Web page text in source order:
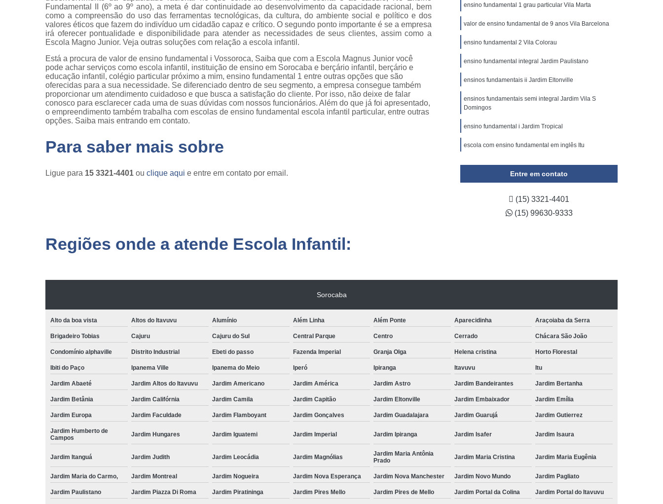
Fundamental II (6º ao 9º ano), a meta é dar continuidade ao desenvolvimento da capacidade racional, bem
como a compreensão do uso das ferramentas tecnológicas, da cultura, do ambiente social e político e dos
valores éticos que fazem do indivíduo um cidadão capaz e crítico. O segundo ponto importante é se a empresa
irá oferecer pontualidade e disponibilidade para atender as necessidades de seus clientes, assim como a
Escola Magno Junior. Veja outras soluções com relação a escola infantil.
Está a procura de valor de ensino fundamental i Vossoroca, Saiba que com a Escola Magnus Junior você
pode achar serviços como escola infantil, instituição de ensino em Sorocaba e berçário infantil, berçário e
educação infantil, colégio particular próximo a mim, ensino fundamental 1 entre outras opções que são
oferecidas para a sua necessidade. Se diferenciado dentro de seu segmento, a empresa consegue também
proporcionar um atendimento cuidadoso e que busca a satisfação do cliente. Por isso, não deixe de falar
conosco para esclarecer cada uma de suas dúvidas com nossos funcionários. Além do que já foi apresentado,
o empreendimento também trabalha com escolas de ensino fundamental escola infantil particular, entre outras
opções. Saiba mais entrando em contato.
Para saber mais sobre
Ligue para 15 3321-4401 ou clique aqui e entre em contato por email.
ensino fundamental 1 grau particular Vila Marta
valor de ensino fundamental de 9 anos Vila Barcelona
ensino fundamental 2 Vila Colorau
ensino fundamental integral Jardim Paulistano
ensinos fundamentais ii Jardim Eltonville
ensinos fundamentais semi integral Jardim Vila S
Domingos
ensino fundamental i Jardim Tropical
escola com ensino fundamental em inglês Itu
Entre em contato
(15) 3321-4401
(15) 99630-9333
Regiões onde a atende Escola Infantil:
Sorocaba
Alto da boa vista Altos do Itavuvu Alumínio Além Linha Além Ponte Aparecidinha Araçoiaba da Serra
Brigadeiro Tobias Cajuru Cajuru do Sul Central Parque Centro Cerrado Chácara São João
Condomínio alphaville Distrito Industrial Ebeti do passo Fazenda Imperial Granja Olga Helena cristina Horto Florestal
Ibiti do Paço Ipanema Ville Ipanema do Meio Iperó Ipiranga Itavuvu Itu
Jardim Abaeté Jardim Altos do Itavuvu Jardim Americano Jardim América Jardim Astro Jardim Bandeirantes Jardim Bertanha
Jardim Betânia Jardim Califórnia Jardim Camila Jardim Capitão Jardim Eltonville Jardim Embaixador Jardim Emília
Jardim Europa Jardim Faculdade Jardim Flamboyant Jardim Gonçalves Jardim Guadalajara Jardim Guarujá Jardim Gutierrez
Jardim Humberto de
Campos
Jardim Hungares Jardim Iguatemi Jardim Imperial Jardim Ipiranga Jardim Isafer Jardim Isaura
Jardim Itanguá Jardim Judith Jardim Leocádia Jardim Magnólias
Jardim Maria Antônia
Prado
Jardim Maria Cristina Jardim Maria Eugênia
Jardim Maria do Carmo, Jardim Montreal Jardim Nogueira Jardim Nova Esperança Jardim Nova Manchester Jardim Novo Mundo Jardim Pagliato
Jardim Paulistano Jardim Piazza Di Roma Jardim Piratininga Jardim Pires Mello Jardim Pires de Mello Jardim Portal da Colina Jardim Portal do Itavuvu